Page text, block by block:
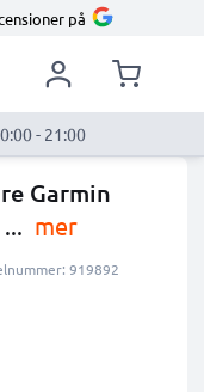
på
- 21:00
Garmin
... mer
919892